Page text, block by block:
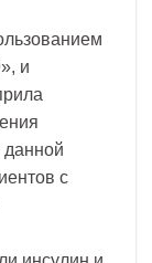
и
данной
с